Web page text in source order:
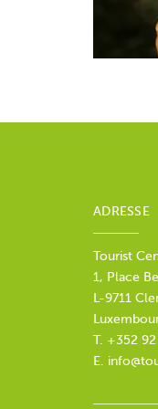
ADRESSE
Tourist
1, Place
L-9711
T. +352
E.